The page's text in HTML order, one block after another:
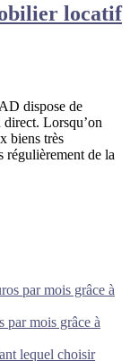
locatif
dispose de
Lorsqu’on
biens très
régulièrement de la
par mois grâce à